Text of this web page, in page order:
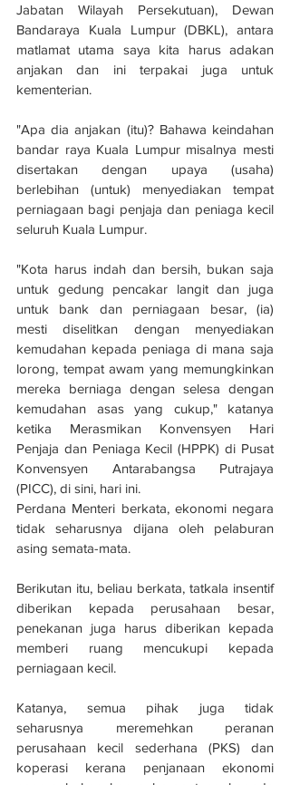
Jabatan Wilayah Persekutuan), Dewan
Bandaraya Kuala Lumpur (DBKL), antara
matlamat utama saya kita harus adakan
anjakan dan ini terpakai juga untuk
kementerian.
"Apa dia anjakan (itu)? Bahawa keindahan
bandar raya Kuala Lumpur misalnya mesti
disertakan dengan upaya (usaha)
berlebihan (untuk) menyediakan tempat
perniagaan bagi penjaja dan peniaga kecil
seluruh Kuala Lumpur.
"Kota harus indah dan bersih, bukan saja
untuk gedung pencakar langit dan juga
untuk bank dan perniagaan besar, (ia)
mesti diselitkan dengan menyediakan
kemudahan kepada peniaga di mana saja
lorong, tempat awam yang memungkinkan
mereka berniaga dengan selesa dengan
kemudahan asas yang cukup," katanya
ketika Merasmikan Konvensyen Hari
Penjaja dan Peniaga Kecil (HPPK) di Pusat
Konvensyen Antarabangsa Putrajaya
(PICC), di sini, hari ini.
Perdana Menteri berkata, ekonomi negara
tidak seharusnya dijana oleh pelaburan
asing semata-mata.
Berikutan itu, beliau berkata, tatkala insentif
diberikan kepada perusahaan besar,
penekanan juga harus diberikan kepada
memberi ruang mencukupi kepada
perniagaan kecil.
Katanya, semua pihak juga tidak
seharusnya meremehkan peranan
perusahaan kecil sederhana (PKS) dan
koperasi kerana penjanaan ekonomi